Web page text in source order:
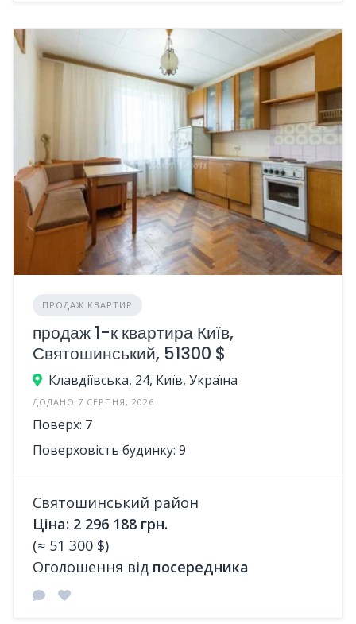
ПРОДАЖ КВАРТИР
продаж 1-к квартира Київ,
Святошинський, 51300 $
Клавдіївська, 24, Київ, Україна
ДОДАНО 7 СЕРПНЯ, 2026
Поверх: 7
Поверховість будинку: 9
Святошинський район
Ціна: 2 296 188 грн.
(≈ 51 300 $)
Оголошення від посередника